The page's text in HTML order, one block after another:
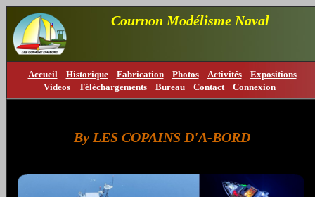
Cournon Modélisme Naval
Accueil Historique Fabrication Photos Activités
Expositions
Videos
Téléchargements Bureau Contact Connexion
By LES COPAINS D'A-BORD